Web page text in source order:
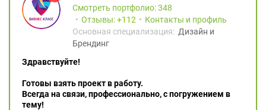
Смотреть портфолио: 348
Отзывы:
112
Контакты и профиль
Основная специализация: Дизайн и
Брендинг
Здравствуйте!
Готовы взять проект в работу.
Всегда на связи, профессионально, с погружением в
тему!